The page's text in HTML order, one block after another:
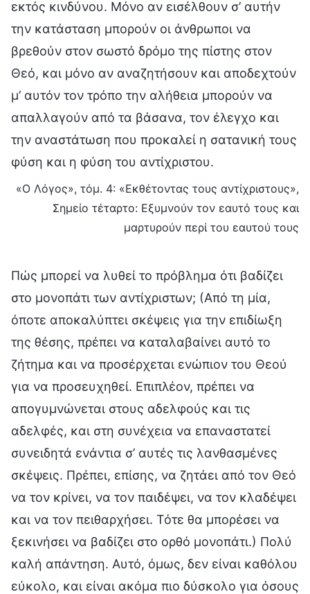
«Ο Λόγος», τόμ. 4: «Εκθέτοντας τους αντίχριστους»,
Σημείο τέταρτο: Εξυμνούν τον εαυτό τους και
μαρτυρούν περί του εαυτού τους
Πώς μπορεί να λυθεί το πρόβλημα ότι βαδίζει
στο μονοπάτι των αντίχριστων; (Από τη μία,
όποτε αποκαλύπτει σκέψεις για την επιδίωξη
της θέσης, πρέπει να καταλαβαίνει αυτό το
ζήτημα και να προσέρχεται ενώπιον του Θεού
για να προσευχηθεί. Επιπλέον, πρέπει να
απογυμνώνεται στους αδελφούς και τις
αδελφές, και στη συνέχεια να επαναστατεί
συνειδητά ενάντια σ’ αυτές τις λανθασμένες
σκέψεις. Πρέπει, επίσης, να ζητάει από τον Θεό
να τον κρίνει, να τον παιδέψει, να τον κλαδέψει
και να τον πειθαρχήσει. Τότε θα μπορέσει να
ξεκινήσει να βαδίζει στο ορθό μονοπάτι.) Πολύ
καλή απάντηση. Αυτό, όμως, δεν είναι καθόλου
εύκολο, και είναι ακόμα πιο δύσκολο για όσους